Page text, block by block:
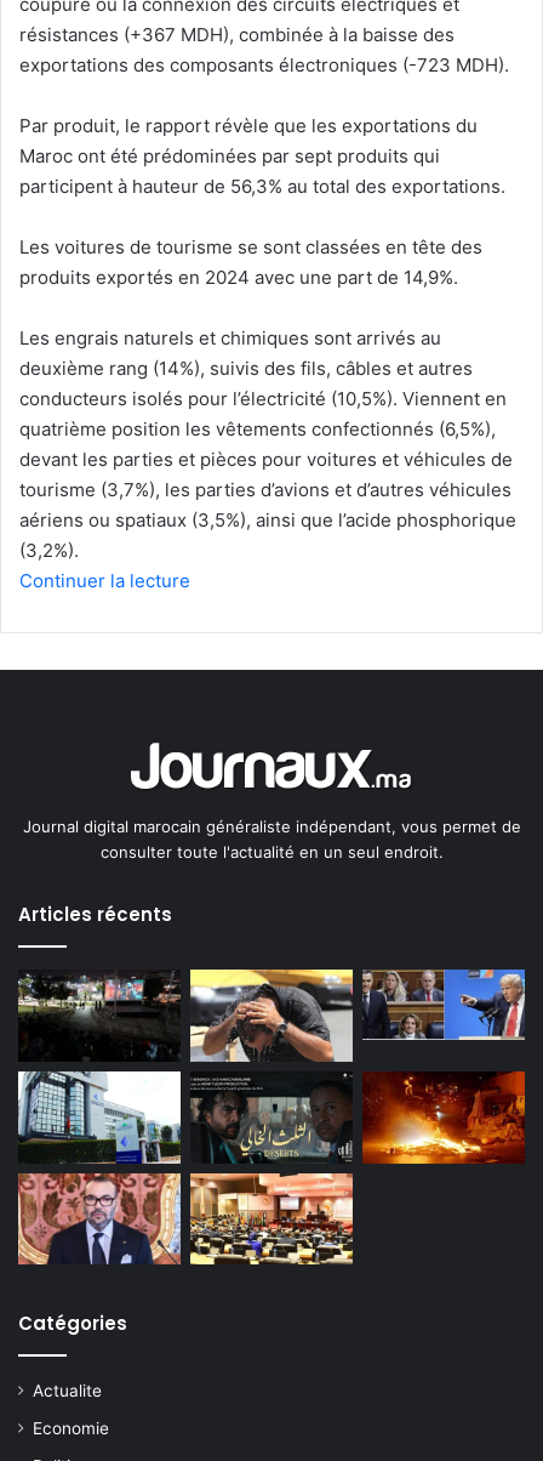
coupure ou la connexion des circuits électriques et
résistances (+367 MDH), combinée à la baisse des
exportations des composants électroniques (-723 MDH).
Par produit, le rapport révèle que les exportations du
Maroc ont été prédominées par sept produits qui
participent à hauteur de 56,3% au total des exportations.
Les voitures de tourisme se sont classées en tête des
produits exportés en 2024 avec une part de 14,9%.
Les engrais naturels et chimiques sont arrivés au
deuxième rang (14%), suivis des fils, câbles et autres
conducteurs isolés pour l’électricité (10,5%). Viennent en
quatrième position les vêtements confectionnés (6,5%),
devant les parties et pièces pour voitures et véhicules de
tourisme (3,7%), les parties d’avions et d’autres véhicules
aériens ou spatiaux (3,5%), ainsi que l’acide phosphorique
(3,2%).
Continuer la lecture
Journal digital marocain généraliste indépendant, vous permet de
consulter toute l'actualité en un seul endroit.
Articles récents
Catégories
Actualite
Economie